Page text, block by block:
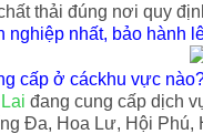
thải đúng nơi quy
nghiệp nhất, bảo hành
cấp ở cáckhu vực
đang cung cấp dịch
Đa, Hoa Lư, Hội